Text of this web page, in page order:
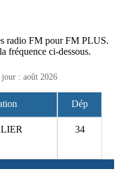
radio FM pour FM PLUS.
fréquence ci-dessous.
jour : août 2026
Dép
34